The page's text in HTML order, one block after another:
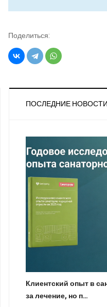
Поделиться:
ПОСЛЕДНИЕ НОВОСТИ
Клиентский опыт в
за лечение, но п…